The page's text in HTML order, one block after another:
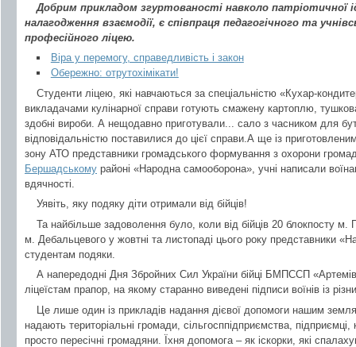
Добрим прикладом згуртованості навколо патріотичної
налагодження взаємодії, є співпраця педагогічного та
професійного ліцею.
Віра у перемогу, справедливість і закон
Обережно: отрутохімікати!
Студенти ліцею, які навчаються за спеціальністю «Кухар-
викладачами кулінарної справи готують смажену картоплю,
здобні вироби. А нещодавно приготували... сало з часником для
відповідальністю поставилися до цієї справи.А ще із
зону АТО представники громадського формування з охорони
Бершадському районі «Народна самооборона», учні написали
вдячності.
Уявіть, яку подяку діти отримали від бійців!
Та найбільше задоволення було, коли від бійців 20 блокпосту м.
м. Дебальцевого у жовтні та листопаді цього року представники
студентам подяки.
А напередодні Дня Збройних Сил України бійці БМПССП
ліцеїстам прапор, на якому старанно виведені підписи воїнів із
Це лише один із прикладів надання дієвої допомоги нашим
надають територіальні громади, сільгосппідприємства, підприємці,
просто пересічні громадяни. Їхня допомога – як іскорки, які